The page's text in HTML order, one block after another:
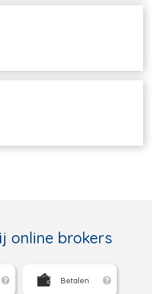
online brokers
Betalen